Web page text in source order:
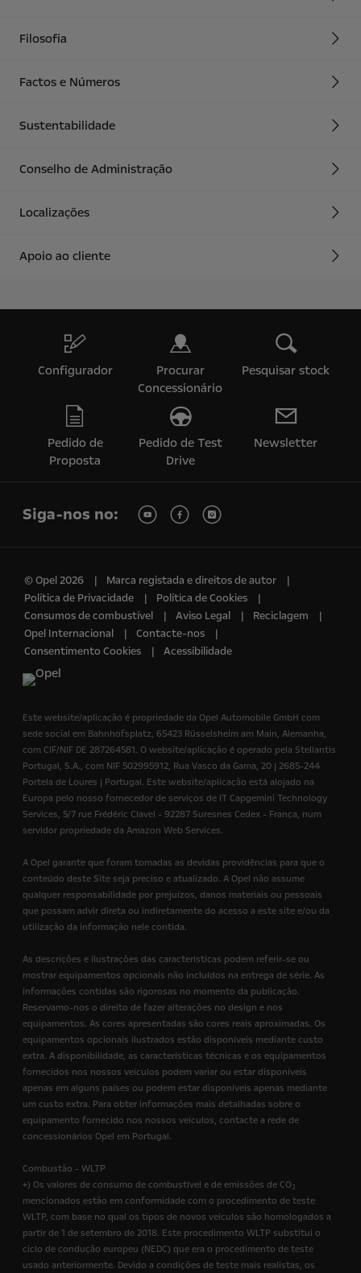
Filosofia
Factos e Números
Sustentabilidade
Conselho de Administração
Localizações
Apoio ao cliente
Configurador
Procurar
Concessionário
Pesquisar stock
Pedido de
Proposta
Pedido de Test
Drive
Newsletter
Siga-nos no:
© Opel 2026
Marca registada e direitos de autor
Política de Privacidade
Política de Cookies
Consumos de combustível
Aviso Legal
Reciclagem
Opel Internacional
Contacte-nos
Consentimento Cookies
Acessibilidade
Este website/aplicação é propriedade da Opel Automobile GmbH com
sede social em Bahnhofsplatz, 65423 Rüsselsheim am Main, Alemanha,
com CIF/NIF DE 287264581. O website/aplicação é operado pela Stellantis
Portugal, S.A., com NIF 502995912, Rua Vasco da Gama, 20 | 2685-244
Portela de Loures | Portugal. Este website/aplicação está alojado na
Europa pelo nosso fornecedor de serviços de IT Capgemini Technology
Services, 5/7 rue Frédéric Clavel - 92287 Suresnes Cedex - França, num
servidor propriedade da Amazon Web Services.
A Opel garante que foram tomadas as devidas providências para que o
conteúdo deste Site seja preciso e atualizado. A Opel não assume
qualquer responsabilidade por prejuízos, danos materiais ou pessoais
que possam advir direta ou indiretamente do acesso a este site e/ou da
utilização da informação nele contida.
As descrições e ilustrações das características podem referir-se ou
mostrar equipamentos opcionais não incluídos na entrega de série. As
informações contidas são rigorosas no momento da publicação.
Reservamo-nos o direito de fazer alterações no design e nos
equipamentos. As cores apresentadas são cores reais aproximadas. Os
equipamentos opcionais ilustrados estão disponíveis mediante custo
extra. A disponibilidade, as características técnicas e os equipamentos
fornecidos nos nossos veículos podem variar ou estar disponíveis
apenas em alguns países ou podem estar disponíveis apenas mediante
um custo extra. Para obter informações mais detalhadas sobre o
equipamento fornecido nos nossos veículos, contacte a rede de
concessionários Opel em Portugal.
Combustão - WLTP
+) Os valores de consumo de combustível e de emissões de CO2
mencionados estão em conformidade com o procedimento de teste
WLTP, com base no qual os tipos de novos veículos são homologados a
partir de 1 de setembro de 2018. Este procedimento WLTP substitui o
ciclo de condução europeu (NEDC) que era o procedimento de teste
usado anteriormente. Devido a condições de teste mais realistas, os